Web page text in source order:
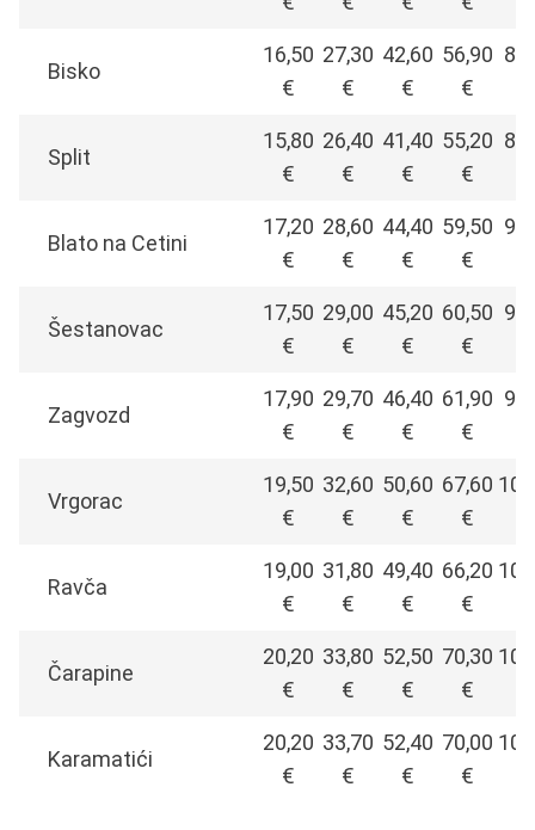
Bisko
16,50
€
27,30
€
42,60
€
56,90
€
Split
15,80
€
26,40
€
41,40
€
55,20
€
Blato na Cetini
17,20
€
28,60
€
44,40
€
59,50
€
Šestanovac
17,50
€
29,00
€
45,20
€
60,50
€
Zagvozd
17,90
€
29,70
€
46,40
€
61,90
€
Vrgorac
19,50
€
32,60
€
50,60
€
67,60
€
Ravča
19,00
€
31,80
€
49,40
€
66,20
€
Čarapine
20,20
€
33,80
€
52,50
€
70,30
€
Karamatići
20,20
€
33,70
€
52,40
€
70,00
€